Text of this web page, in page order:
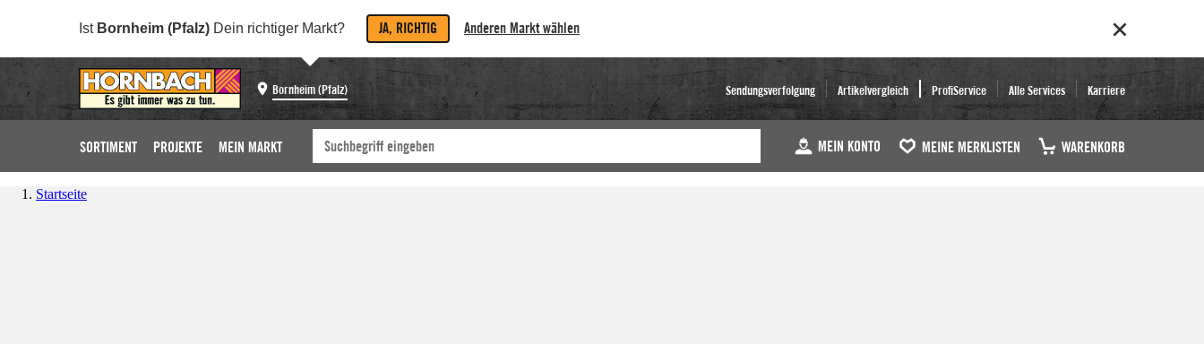
Ist Bornheim (Pfalz) Dein richtiger Markt? JA, RICHTIG Anderen Markt wählen
Bornheim (Pfalz) Sendungsverfolgung Artikelvergleich ProfiService Alle Services Karriere
SORTIMENT PROJEKTE MEIN MARKT MEIN KONTO MEINE MERKLISTEN WARENKORB
Startseite